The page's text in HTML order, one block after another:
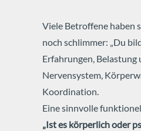
Viele Betroffene haben
noch schlimmer: „Du
Erfahrungen,
Nervensystem,
Koordination.
Eine sinnvolle
„Ist es körperlich oder